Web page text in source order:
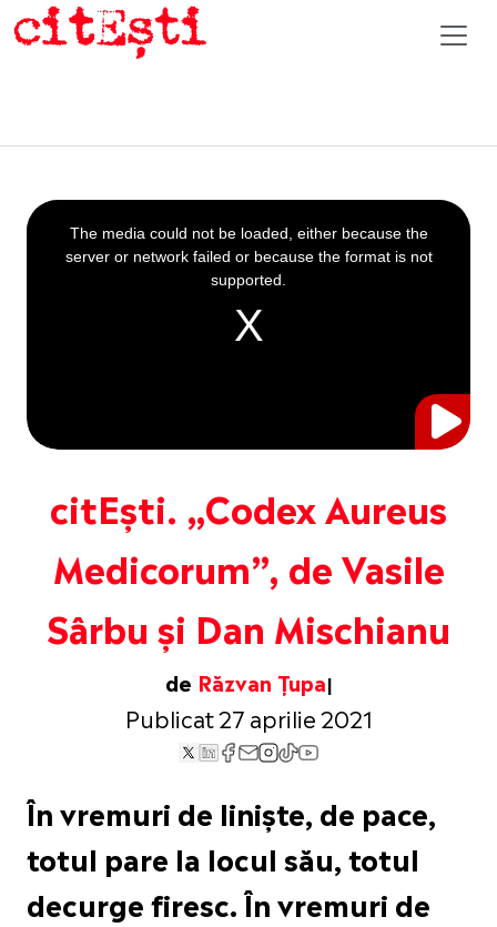
citEști. „Codex Aureus
Medicorum”, de Vasile
Sârbu și Dan Mischianu
de Răzvan Țupa
Publicat 27 aprilie 2021
This
is
a
The media could not be loaded, either because the
server or network failed or because the format is not
supported.
În vremuri de liniște, de pace,
totul pare la locul său, totul
decurge firesc. În vremuri de